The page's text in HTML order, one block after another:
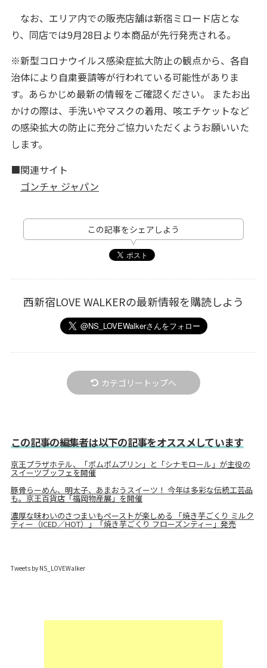
なお、エリア内での販売店舗は新宿ミロード店とな
り、同店では9月28日より本商品が先行発売される。
※新型コロナウイルス感染症拡大防止の観点から、各自
治体により自粛要請等が行われている可能性がありま
す。あらかじめ最新の情報をご確認ください。 またお出
かけの際は、手洗いやマスクの着用、咳エチケットなど
の感染拡大の防止に充分ご協力いただくようお願いいた
します。
■関連サイト
ゴンチャ ジャパン
この記事をシェアしよう
西新宿LOVE WALKERの最新情報を購読しよう
カテゴリートップへ
この記事の編集者は以下の記事をオススメしています
京王プラザホテル、「ポムポムプリン」と「シナモロール」が主役の
スイーツブッフェを開催
豚骨らーめん、明太子、あまおうスイーツ！ 今年は多彩な伝統工芸品
も。京王百貨店「福岡物産展」を開催
濃厚な味わいのさつまいもペーストが楽しめる 「焼き芋ごくり ミルク
ティー（ICED／HOT）」「焼き芋ごくり フローズンティー」発売
Tweets by NS_LOVEWalker